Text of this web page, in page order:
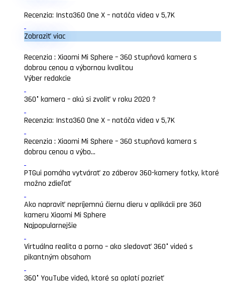
Recenzia: Insta360 One X – natáča videa v 5,7K
Zobraziť viac
Recenzia : Xiaomi Mi Sphere – 360 stupňová kamera s
dobrou cenou a výbornou kvalitou
Výber redakcie
360° kamera – akú si zvoliť v roku 2020 ?
Recenzia: Insta360 One X – natáča videa v 5,7K
Recenzia : Xiaomi Mi Sphere – 360 stupňová kamera s
dobrou cenou a výbo...
PTGui pomáha vytvárať zo záberov 360-kamery fotky, ktoré
možno zdieľať
Ako napraviť nepríjemnú čiernu dieru v aplikácii pre 360
kameru Xiaomi Mi Sphere
Najpopularnejšie
Virtuálna realita a porno – ako sledovať 360° videá s
pikantným obsahom
360° YouTube videá, ktoré sa oplatí pozrieť